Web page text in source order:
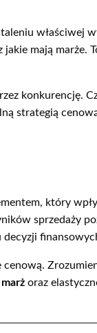
właściwej
mają
konkurencję.
strategią
który
sprzedaży
decyzji
oraz